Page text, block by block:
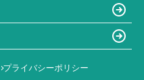
プライバシーポリシー